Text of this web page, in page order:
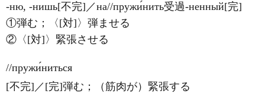
-ню, -нишь[不完]／на//пружи́нить受過-ненный[完]
①弾む；〈[対]〉弾ませる
②〈[対]〉緊張させる
//пружи́ниться
[不完]／[完]弾む；（筋肉が）緊張する